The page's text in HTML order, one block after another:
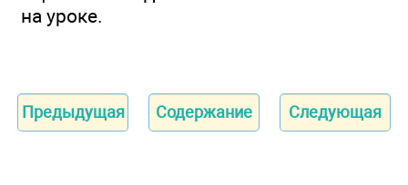
на уроке.
Предыдущая Содержание Следующая